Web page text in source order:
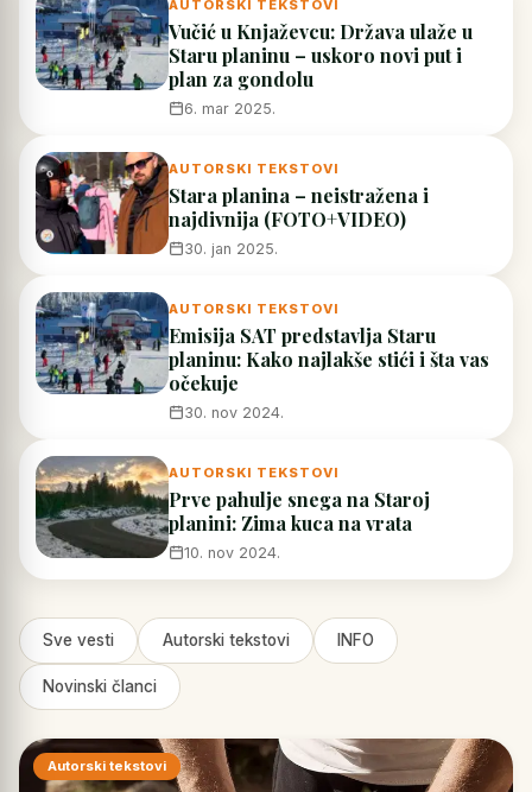
AUTORSKI TEKSTOVI
Vučić u Knjaževcu: Država ulaže u
Staru planinu – uskoro novi put i
plan za gondolu
6. mar 2025.
AUTORSKI TEKSTOVI
Stara planina – neistražena i
najdivnija (FOTO+VIDEO)
30. jan 2025.
AUTORSKI TEKSTOVI
Emisija SAT predstavlja Staru
planinu: Kako najlakše stići i šta vas
očekuje
30. nov 2024.
AUTORSKI TEKSTOVI
Prve pahulje snega na Staroj
planini: Zima kuca na vrata
10. nov 2024.
Sve vesti Autorski tekstovi INFO
Novinski članci
Autorski tekstovi